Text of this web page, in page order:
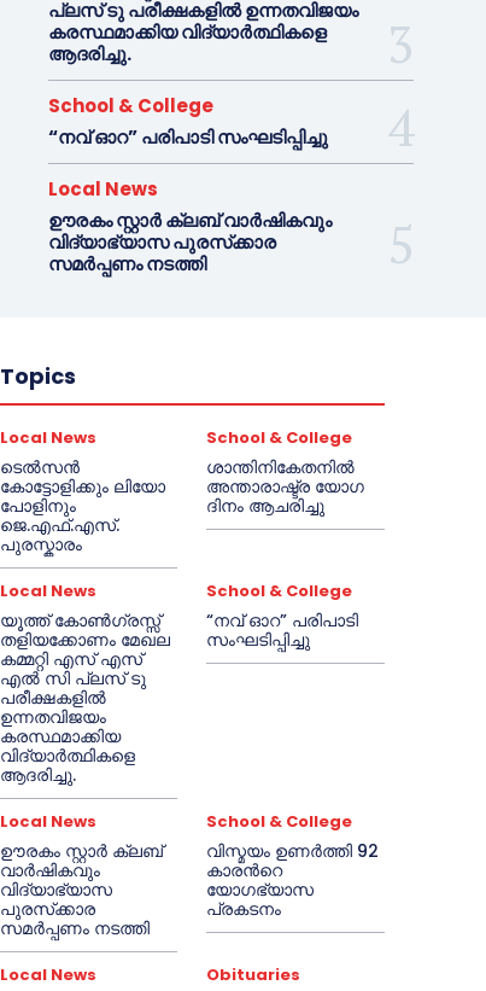
പ്ലസ് ടു പരീക്ഷകളിൽ ഉന്നതവിജയം
കരസ്ഥമാക്കിയ വിദ്യാർത്ഥികളെ
ആദരിച്ചു.
School & College
“നവ് ഓറ” പരിപാടി സംഘടിപ്പിച്ചു
Local News
ഊരകം സ്റ്റാർ ക്ലബ് വാർഷികവും
വിദ്യാഭ്യാസ പുരസ്‌ക്കാര
സമർപ്പണം നടത്തി
Topics
Local News
ടെൽസൻ
കോട്ടോളിക്കും ലിയോ
പോളിനും
ജെ.എഫ്.എസ്.
പുരസ്കാരം
School & College
ശാന്തിനികേതനിൽ
അന്താരാഷ്ട്ര യോഗ
ദിനം ആചരിച്ചു
Local News
യൂത്ത് കോൺഗ്രസ്സ്
തളിയക്കോണം മേഖല
കമ്മറ്റി എസ് എസ്
എൽ സി പ്ലസ് ടു
പരീക്ഷകളിൽ
ഉന്നതവിജയം
കരസ്ഥമാക്കിയ
വിദ്യാർത്ഥികളെ
ആദരിച്ചു.
School & College
“നവ് ഓറ” പരിപാടി
സംഘടിപ്പിച്ചു
Local News
ഊരകം സ്റ്റാർ ക്ലബ്
വാർഷികവും
വിദ്യാഭ്യാസ
പുരസ്‌ക്കാര
സമർപ്പണം നടത്തി
School & College
വിസ്മയം ഉണർത്തി 92
കാരൻറെ
യോഗഭ്യാസ
പ്രകടനം
Local News Obituaries